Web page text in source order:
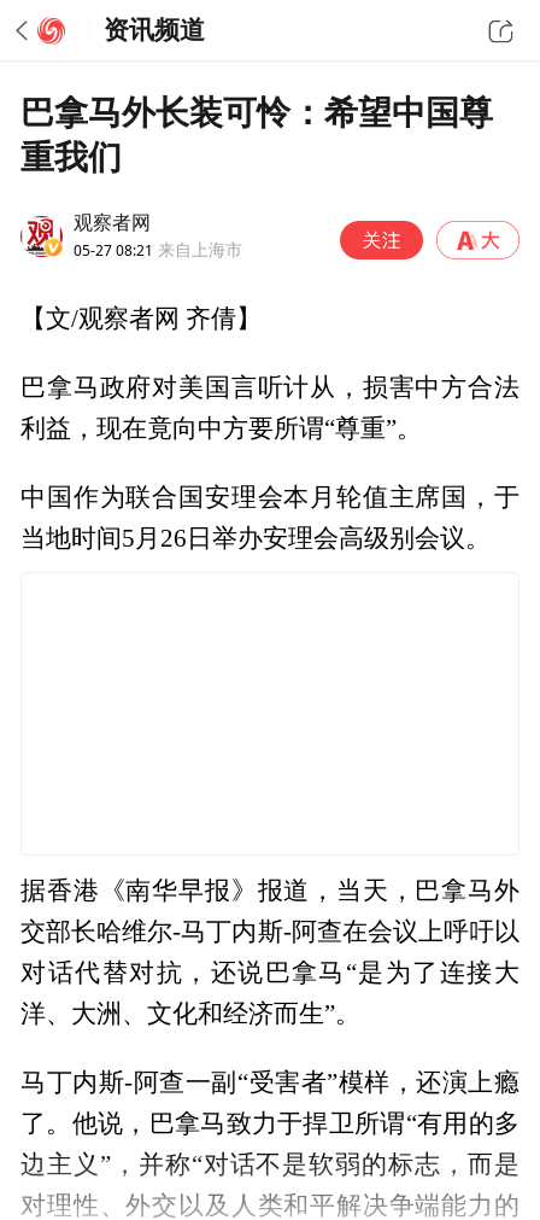
资讯频道
巴拿马外长装可怜：希望中国尊
重我们
观察者网
05-27 08:21 来自上海市
【文/观察者网 齐倩】
巴拿马政府对美国言听计从，损害中方合法
利益，现在竟向中方要所谓“尊重”。
中国作为联合国安理会本月轮值主席国，于
当地时间5月26日举办安理会高级别会议。
据香港《南华早报》报道，当天，巴拿马外
交部长哈维尔-马丁内斯-阿查在会议上呼吁以
对话代替对抗，还说巴拿马“是为了连接大
洋、大洲、文化和经济而生”。
马丁内斯-阿查一副“受害者”模样，还演上瘾
了。他说，巴拿马致力于捍卫所谓“有用的多
边主义”，并称“对话不是软弱的标志，而是
对理性、外交以及人类和平解决争端能力的